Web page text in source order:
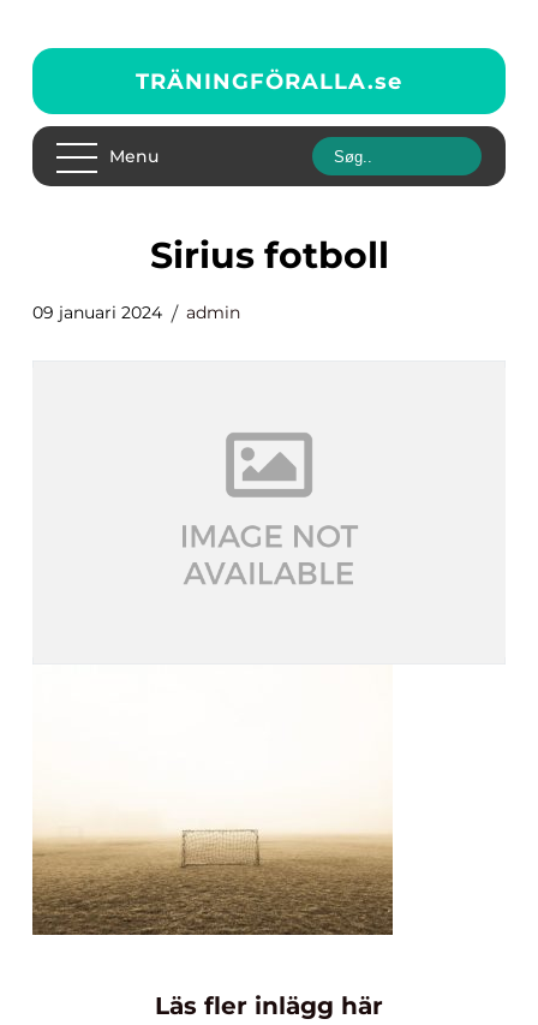
TRÄNINGFÖRALLA.se
Menu
sirius fotboll
09 januari 2024 admin
Läs fler inlägg här